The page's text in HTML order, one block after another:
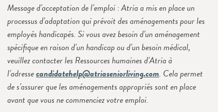
Message d’acceptation de l’emploi : Atria a mis en place un
processus d’adaptation qui prévoit des aménagements pour les
employés handicapés. Si vous avez besoin d’un aménagement
spécifique en raison d’un handicap ou d’un besoin médical,
veuillez contacter les Ressources humaines d’Atria à
l’adressecandidatehelp@atriaseniorliving.com. Cela permet
de s’assurer que les aménagements appropriés sont en place
avant que vous ne commenciez votre emploi.